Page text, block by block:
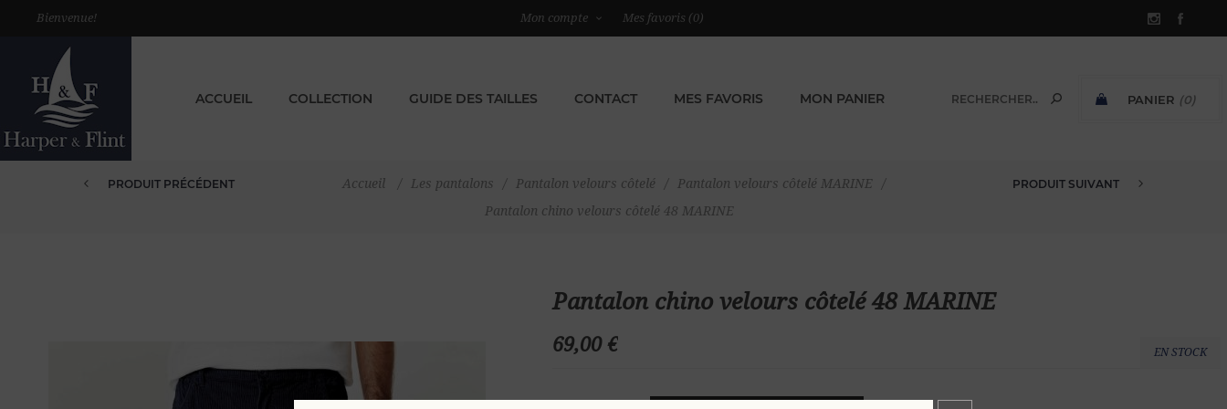
Bienvenue! Mon compte Mes favoris (0)
PANIER (0)
ACCUEIL COLLECTION GUIDE DES TAILLES CONTACT MES FAVORIS MON PANIER
Accueil / Les pantalons / Pantalon velours côtelé / Pantalon velours côtelé MARINE
/
Pantalon chino velours côtelé 48 MARINE
PRODUIT PRÉCÉDENT PRODUIT SUIVANT
Pantalon chino velours côtelé 48 MARINE
69,00 € EN STOCK